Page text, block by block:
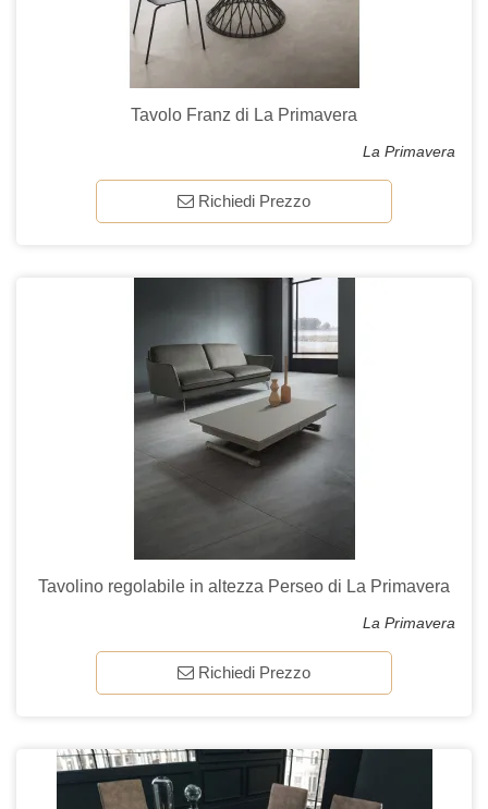
Tavolo Franz di La Primavera
La Primavera
Richiedi Prezzo
Tavolino regolabile in altezza Perseo di La Primavera
La Primavera
Richiedi Prezzo